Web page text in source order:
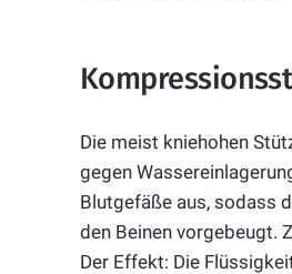
Die meist kniehohen
gegen
Blutgefäße aus, sodass
den Beinen vorgebeugt.
Der Effekt: Die